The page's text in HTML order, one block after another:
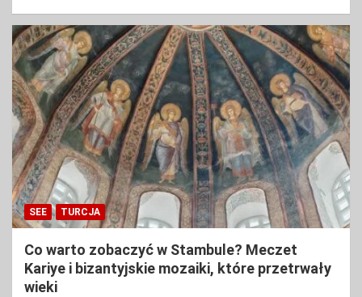
SEE TURCJA
Co warto zobaczyć w Stambule? Meczet
Kariye i bizantyjskie mozaiki, które przetrwały
wieki